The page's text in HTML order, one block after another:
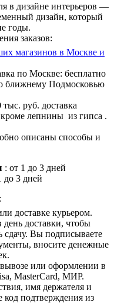
в дизайне интерьеров —
дизайн, который
годы.
заказов:
магазинов в Москве и
по Москве: бесплатно
ближнему Подмосковью
руб. доставка
кроме лепнины из гипса .
описаны способы и
: от 1 до 3 дней
до 3 дней
доставке курьером.
доставки, чтобы
сдачу. Вы подписываете
вносите денежные
или оформлении в
MasterCard, МИР.
имя держателя и
подтверждения из